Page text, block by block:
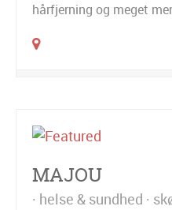
hårfjerning og meget
MAJOU
helse & sundhed